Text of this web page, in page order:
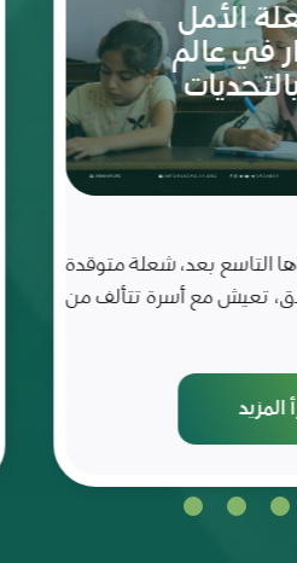
التي عُرفت بحبها للعلم و
متميزة في صفها و مميزة
المزيد